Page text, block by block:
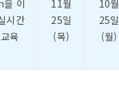
이
시간
육
11월
25일
(목)
10월
25일
(월)